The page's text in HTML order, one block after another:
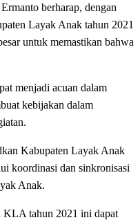
berharap, dengan
Layak Anak tahun 2021
untuk memastikan bahwa
menjadi acuan dalam
kebijakan dalam
Kabupaten Layak Anak
koordinasi dan sinkronisasi
Anak.
KLA tahun 2021 ini dapat